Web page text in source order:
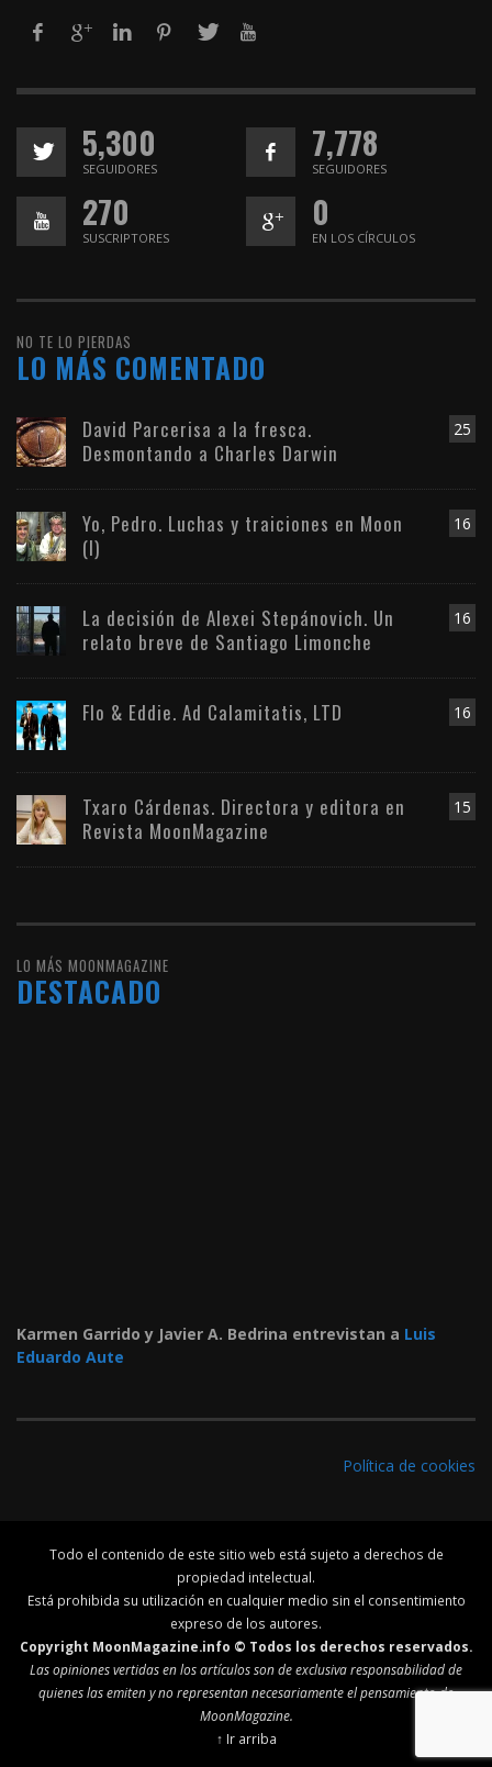
5,300
SEGUIDORES
7,778
SEGUIDORES
270
SUSCRIPTORES
0
EN LOS CÍRCULOS
NO TE LO PIERDAS
LO MÁS COMENTADO
25
David Parcerisa a la fresca.
Desmontando a Charles Darwin
16
Yo, Pedro. Luchas y traiciones en Moon
(I)
16
La decisión de Alexei Stepánovich. Un
relato breve de Santiago Limonche
16
Flo & Eddie. Ad Calamitatis, LTD
15
Txaro Cárdenas. Directora y editora en
Revista MoonMagazine
LO MÁS MOONMAGAZINE
DESTACADO
Karmen Garrido y Javier A. Bedrina entrevistan a Luis
Eduardo Aute
Política de cookies
Todo el contenido de este sitio web está sujeto a derechos de
propiedad intelectual.
Está prohibida su utilización en cualquier medio sin el consentimiento
expreso de los autores.
Copyright MoonMagazine.info © Todos los derechos reservados.
Las opiniones vertidas en los artículos son de exclusiva responsabilidad de
quienes las emiten y no representan necesariamente el pensamiento de
MoonMagazine.
↑ Ir arriba